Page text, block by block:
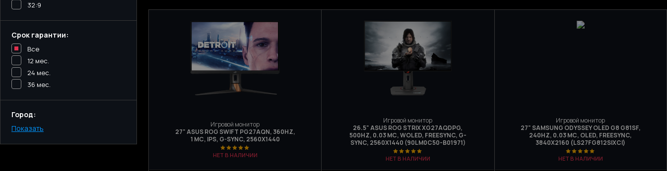
32:9
Срок гарантии:
Все
12 мес.
24 мес.
36 мес.
Город:
Киев
Показать
Игровой монитор
27" ASUS ROG SWIFT PG27AQN, 360HZ,
1 МС, IPS, G-SYNC, 2560X1440
НЕТ В НАЛИЧИИ
Игровой монитор
26.5" ASUS ROG STRIX XG27AQDPG,
500HZ, 0.03 МС, WOLED, FREESYNC, G-
SYNC, 2560X1440 (90LM0C50-B01971)
НЕТ В НАЛИЧИИ
Игровой монитор
27" SAMSUNG ODYSSEY OLED G8 G81SF,
240HZ, 0.03 МС, OLED, FREESYNC,
3840Х2160 (LS27FG812SIXCI)
НЕТ В НАЛИЧИИ